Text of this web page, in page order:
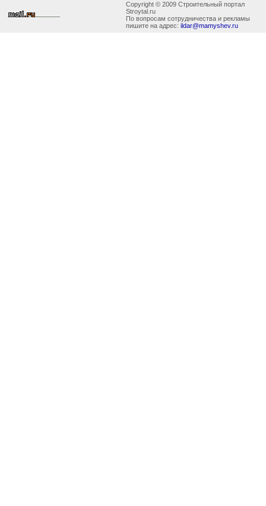
Copyright © 2009 Строительный портал
Stroytal.ru
По вопросам сотрудничества и рекламы
пишите на адрес: ildar@mamyshev.ru